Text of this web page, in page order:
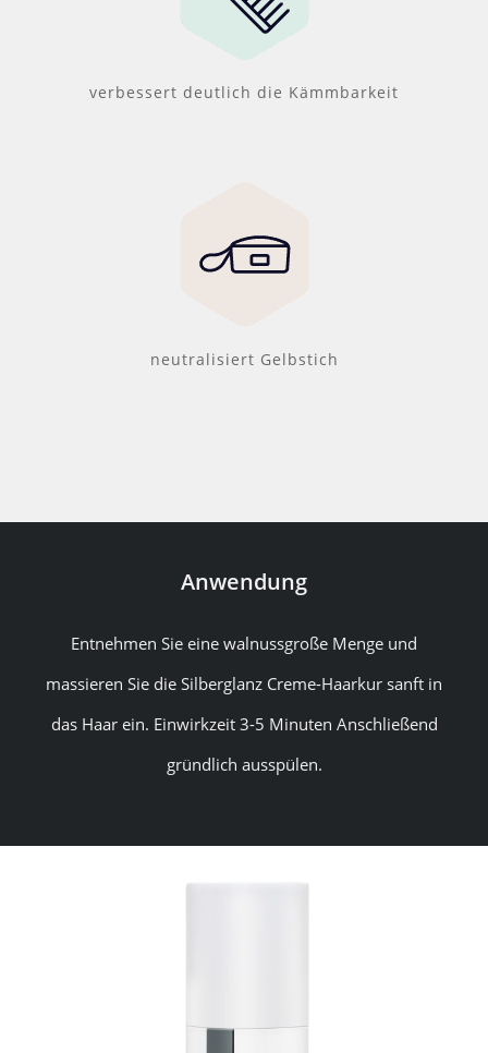
verbessert deutlich die Kämmbarkeit
neutralisiert Gelbstich
Anwendung
Entnehmen Sie eine walnussgroße Menge und
massieren Sie die Silberglanz Creme-Haarkur sanft in
das Haar ein. Einwirkzeit 3-5 Minuten Anschließend
gründlich ausspülen.